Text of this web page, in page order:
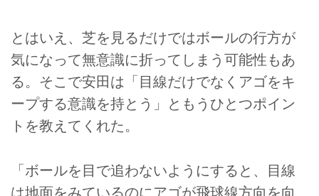
とはいえ、芝を見るだけではボールの行方が
気になって無意識に折ってしまう可能性もあ
る。そこで安田は「目線だけでなくアゴをキ
ープする意識を持とう」ともうひとつポイン
トを教えてくれた。
「ボールを目で追わないようにすると、目線
は地面をみているのにアゴが飛球線方向を向